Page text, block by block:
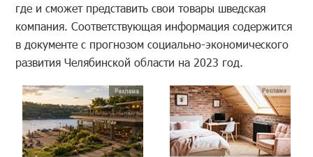
где и сможет представить свои товары шведская
компания. Соответствующая информация содержится
в документе с прогнозом социально-экономического
развития Челябинской области на 2023 год.